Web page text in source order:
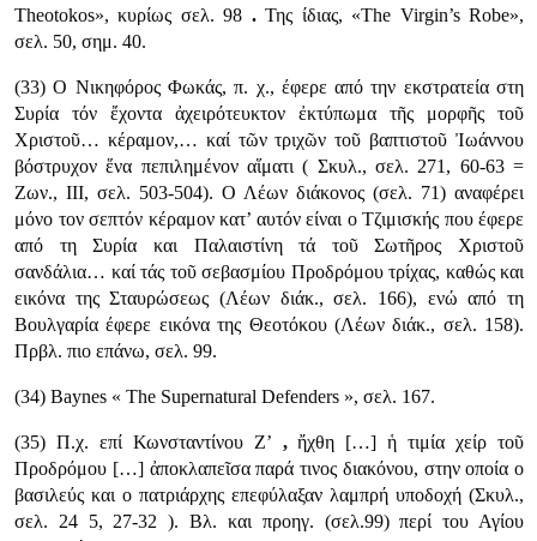
Theotokos», κυρίως σελ. 98 .Της ίδιας, «The Virgin’s Robe»,
σελ. 50, σημ. 40.
(33) Ο Νικηφόρος Φωκάς, π. χ., έφερε από την εκστρατεία στη
Συρία τόν ἔχοντα ἀχειρότευκτον ἐκτύπωμα τῆς μορφῆς τοῦ
Χριστοῦ… κέραμον,… καί τῶν τριχῶν τοῦ βαπτιστοῦ Ἰωάννου
βόστρυχον ἕνα πεπιλημένον αἵματι ( Σκυλ., σελ. 271, 60-63 =
Ζων., III, σελ. 503-504). Ο Λέων διάκονος (σελ. 71) αναφέρει
μόνο τον σεπτόν κέραμον κατ’ αυτόν είναι ο Τζιμισκής που έφερε
από τη Συρία και Παλαιστίνη τά τοῦ Σωτῆρος Χριστοῦ
σανδάλια… καί τάς τοῦ σεβασμίου Προδρόμου τρίχας, καθώς και
εικόνα της Σταυρώσεως (Λέων διάκ., σελ. 166), ενώ από τη
Βουλγαρία έφερε εικόνα της Θεοτόκου (Λέων διάκ., σελ. 158).
Πρβλ. πιο επάνω, σελ. 99.
(34) Baynes « The Supernatural Defenders », σελ. 167.
(35) Π.χ. επί Κωνσταντίνου Ζ’ ,ἤχθη […] ἡ τιμία χείρ τοῦ
Προδρόμου […] ἀποκλαπεῖσα παρά τινος διακόνου, στην οποία ο
βασιλεύς και ο πατριάρχης επεφύλαξαν λαμπρή υποδοχή (Σκυλ.,
σελ. 24 5, 27-32 ). Βλ. και προηγ. (σελ.99) περί του Αγίου